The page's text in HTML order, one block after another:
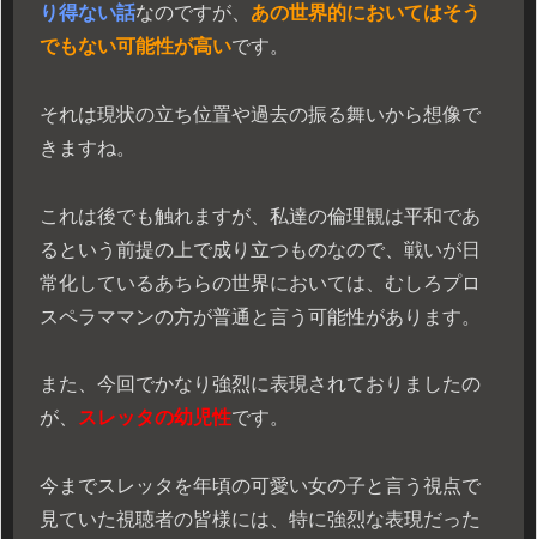
り得ない話なのですが、 あの世界的においてはそう
でもない可能性が高いです。
それは現状の立ち位置や過去の振る舞いから想像で
きますね。
これは後でも触れますが、私達の倫理観は平和であ
るという前提の上で成り立つものなので、戦いが日
常化しているあちらの世界においては、むしろプロ
スペラママンの方が普通と言う可能性があります。
また、今回でかなり強烈に表現されておりましたの
が、 スレッタの幼児性です。
今までスレッタを年頃の可愛い女の子と言う視点で
見ていた視聴者の皆様には、特に強烈な表現だった